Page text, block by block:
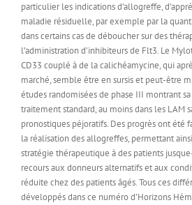
particulier les indications d’allogreffe,
maladie résiduelle, par exemple par la
dans certains cas de déboucher sur des
l’administration d’inhibiteurs de Flt3. Le
CD33 couplé à de la calichéamycine, qui
marché, semble être en sursis et peut-être
études randomisées de phase III montrant
traitement standard, au moins dans les LAM
pronostiques péjoratifs. Des progrès ont été
la réalisation des allogreffes, permettant
stratégie thérapeutique à des patients
recours aux donneurs alternatifs et aux
réduite chez des patients âgés. Tous ces
développés dans ce numéro d’Horizons